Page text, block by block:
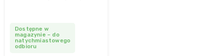
Dostępne w
magazynie – do
natychmiastowego
odbioru